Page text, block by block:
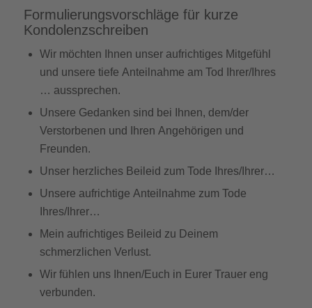
Formulierungsvorschläge für kurze
Kondolenzschreiben
Wir möchten Ihnen unser aufrichtiges Mitgefühl
und unsere tiefe Anteilnahme am Tod Ihrer/Ihres
… aussprechen.
Unsere Gedanken sind bei Ihnen, dem/der
Verstorbenen und Ihren Angehörigen und
Freunden.
Unser herzliches Beileid zum Tode Ihres/Ihrer…
Unsere aufrichtige Anteilnahme zum Tode
Ihres/Ihrer…
Mein aufrichtiges Beileid zu Deinem
schmerzlichen Verlust.
Wir fühlen uns Ihnen/Euch in Eurer Trauer eng
verbunden.